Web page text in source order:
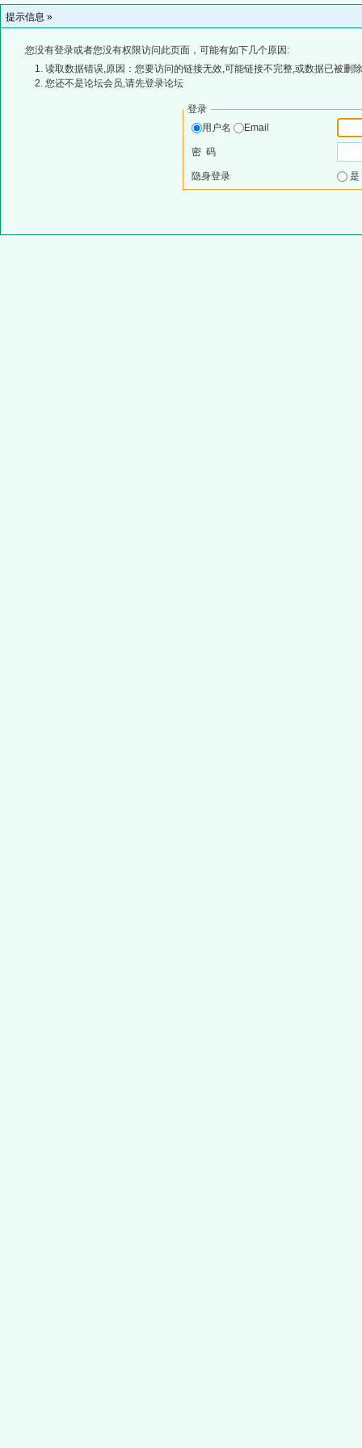
提示信息 »
您没有登录或者您没有权限访问此页面，可能有如下几个原因:
读取数据错误,原因：您要访问的链接无效,可能链接不完整,或数据已被删
您还不是论坛会员,请先登录论坛
登录
用户名
Email
密 码
隐身登录